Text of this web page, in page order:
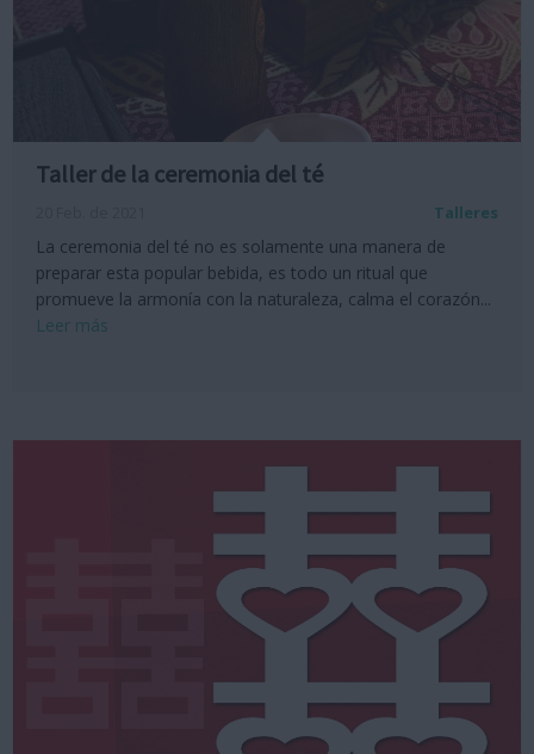
Taller de la ceremonia del té
Talleres
La ceremonia del té no es solamente una manera de
preparar esta popular bebida, es todo un ritual que
promueve la armonía con la naturaleza, calma el corazón...
Leer más